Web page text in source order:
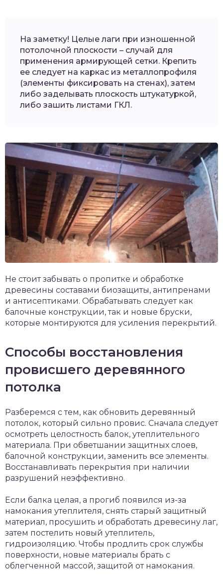
На заметку! Целые лаги при изношенной
потолочной плоскости – случай для
применения армирующей сетки. Крепить
ее следует на каркас из металлопрофиля
(элементы фиксировать на стенах), затем
либо заделывать плоскость штукатуркой,
либо зашить листами ГКЛ.
Не стоит забывать о пропитке и обработке
древесины составами биозащиты, антипренами
и антисептиками. Обрабатывать следует как
балочные конструкции, так и новые бруски,
которые монтируются для усиления перекрытий.
Способы восстановления
провисшего деревянного
потолка
Разберемся с тем, как обновить деревянный
потолок, который сильно провис. Сначала следует
осмотреть целостность балок, утеплительного
материала. При обветшании защитных слоев,
балочной конструкции, заменить все элементы.
Восстанавливать перекрытия при наличии
разрушений неэффективно.
Если балка целая, а прогиб появился из-за
намокания утеплителя, снять старый защитный
материал, просушить и обработать древесину лаг,
затем постелить новый утеплитель,
гидроизоляцию. Чтобы продлить срок службы
поверхности, новые материалы брать с
облегченной массой, защитой от намокания.